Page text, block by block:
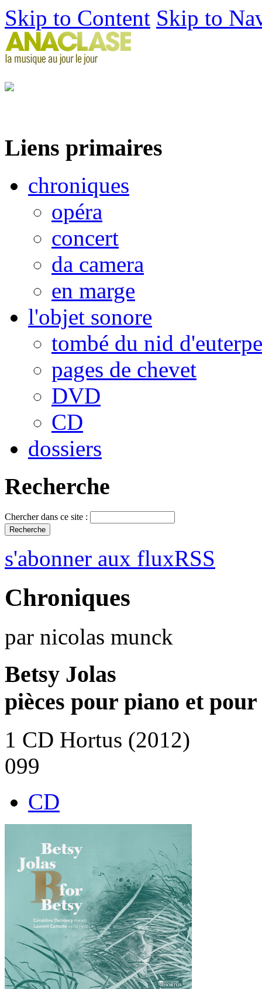
Skip to Content Skip to
Liens primaires
chroniques
opéra
concert
da camera
en marge
l'objet sonore
tombé du nid d'euterpe
pages de chevet
DVD
CD
dossiers
Recherche
Chercher dans ce site :
s'abonner aux fluxRSS
Chroniques
par nicolas munck
Betsy Jolas
pièces pour piano et
1 CD Hortus (2012)
099
CD